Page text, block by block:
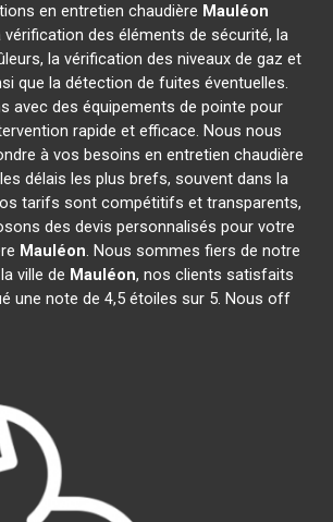
en entretien chaudière Mauléon
des éléments de sécurité, la
la vérification des niveaux de gaz et
que la détection de fuites éventuelles.
avec des équipements de pointe pour
rapide et efficace. Nous nous
à vos besoins en entretien chaudière
délais les plus brefs, souvent dans la
tarifs sont compétitifs et transparents,
des devis personnalisés pour votre
Mauléon. Nous sommes fiers de notre
ville de Mauléon, nos clients satisfaits
une note de 4,5 étoiles sur 5. Nous off